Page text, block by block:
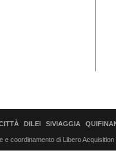
DILEI SIVIAGGIA
e coordinamento di Libero Acquisition